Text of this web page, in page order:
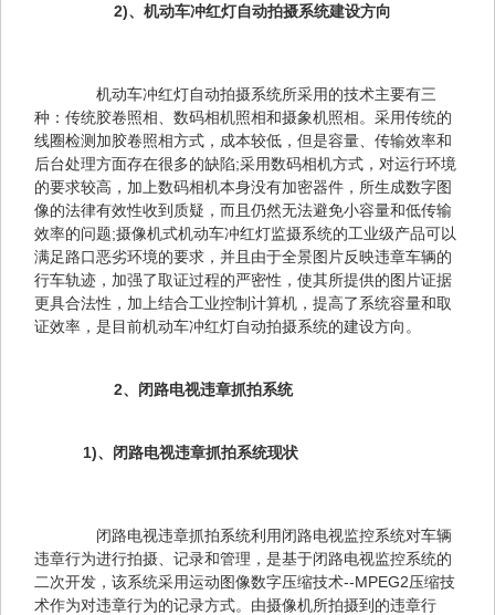
2)、机动车冲红灯自动拍摄系统建设方向
机动车冲红灯自动拍摄系统所采用的技术主要有三
种：传统胶卷照相、数码相机照相和摄象机照相。采用传统的
线圈检测加胶卷照相方式，成本较低，但是容量、传输效率和
后台处理方面存在很多的缺陷;采用数码相机方式，对运行环境
的要求较高，加上数码相机本身没有加密器件，所生成数字图
像的法律有效性收到质疑，而且仍然无法避免小容量和低传输
效率的问题;摄像机式机动车冲红灯监摄系统的工业级产品可以
满足路口恶劣环境的要求，并且由于全景图片反映违章车辆的
行车轨迹，加强了取证过程的严密性，使其所提供的图片证据
更具合法性，加上结合工业控制计算机，提高了系统容量和取
证效率，是目前机动车冲红灯自动拍摄系统的建设方向。
2、闭路电视违章抓拍系统
1)、闭路电视违章抓拍系统现状
闭路电视违章抓拍系统利用闭路电视监控系统对车辆
违章行为进行拍摄、记录和管理，是基于闭路电视监控系统的
二次开发，该系统采用运动图像数字压缩技术--MPEG2压缩技
术作为对违章行为的记录方式。由摄像机所拍摄到的违章行